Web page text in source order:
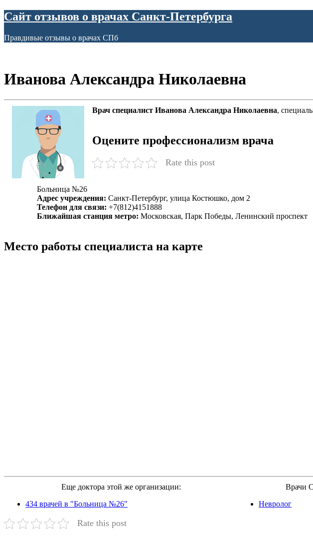
Сайт отзывов о врачах Санкт-Петербурга
Правдивые отзывы о врачах СПб
Иванова Александра Николаевна
Врач специалист Иванова Александра Николаевна,
Оцените профессионализм врача
Rate this post
Больница №26
Адрес учреждения: Санкт-Петербург, улица Костюшко, дом 2
Телефон для связи: +7(812)4151888
Ближайшая станция метро: Московская, Парк Победы, Ленинский проспект
Место работы специалиста на карте
Еще доктора этой же организации:
434 врачей в "Больница №26"
Врачи
Невролог
Rate this post